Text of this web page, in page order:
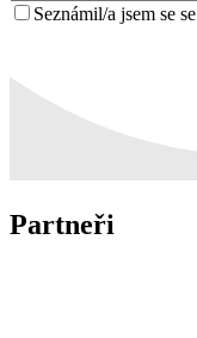
Seznámil/a jsem se se
Partneři